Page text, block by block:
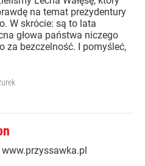
na temat prezydentury
W skrócie: są to lata
głowa państwa niczego
za bezczelność. I pomyśleć,